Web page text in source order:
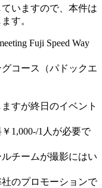
いますので、本件は
す。
Fuji Speed Way
コース（パドックエ
すが終日のイベント
1,000-/1人が必要で
ームが撮影にはい
プロモーションで